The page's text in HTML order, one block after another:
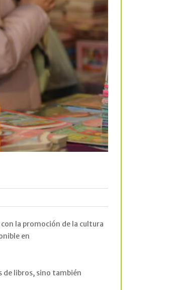
la promoción de la cultura
en
de libros, sino también